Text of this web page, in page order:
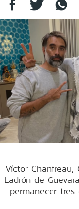
Víctor Chanfreau,
Ladrón de
permanecer